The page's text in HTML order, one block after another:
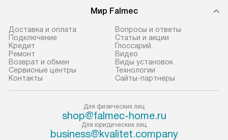
Мир Falmec
Доставка и оплата
Подключение
Кредит
Ремонт
Возврат и обмен
Сервисные центры
Контакты
Вопросы и ответы
Статьи и акции
Глоссарий
Видео
Виды установок
Технологии
Сайты-партнеры
Для физических лиц
shop@falmec-home.ru
Для юридических лиц
business@kvalitet.company